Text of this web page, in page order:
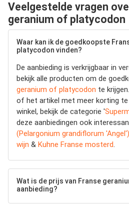
Veelgestelde vragen
geranium of platycodon
Waar kan ik de goedkoopste
platycodon vinden?
De aanbieding is verkrijgbaar in
bekijk alle producten om de
geranium of platycodon te
of het artikel met meer korting te
winkel, bekijk de categorie '
deze aanbiedingen ook
(Pelargonium grandiflorum
wijn & Kuhne Franse mosterd.
Wat is de prijs van Franse
aanbieding?